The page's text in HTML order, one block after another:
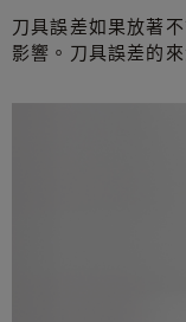
刀具誤差如果放著
影響。刀具誤差的來